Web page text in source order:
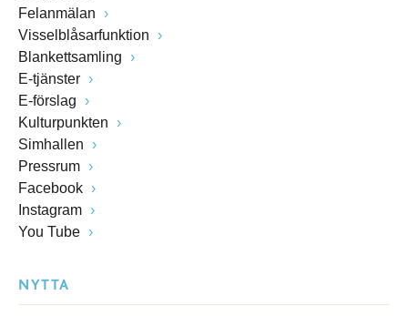
Felanmälan
Visselblåsarfunktion
Blankettsamling
E-tjänster
E-förslag
Kulturpunkten
Simhallen
Pressrum
Facebook
Instagram
You Tube
NYTTA